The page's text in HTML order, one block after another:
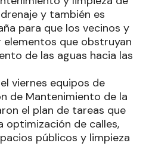
y también es
para que los vecinos y
que obstruyan
de las aguas hacia las
viernes equipos de
de Mantenimiento de la
el plan de tareas que
optimización de calles,
públicos y limpieza